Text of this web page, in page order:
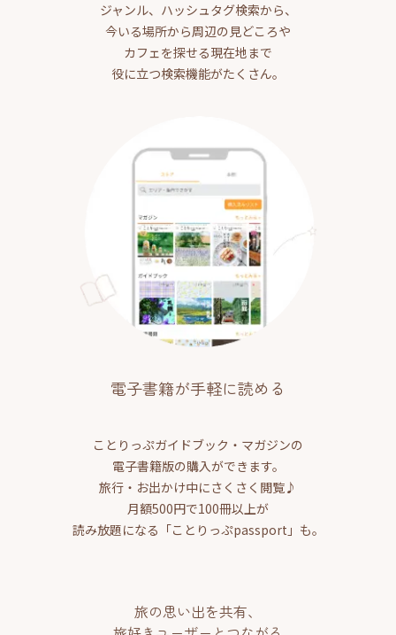
ジャンル、ハッシュタグ検索から、
今いる場所から周辺の見どころや
カフェを探せる現在地まで
役に立つ検索機能がたくさん。
電子書籍が手軽に読める
ことりっぷガイドブック・マガジンの
電子書籍版の購入ができます。
旅行・お出かけ中にさくさく閲覧♪
月額500円で100冊以上が
読み放題になる「ことりっぷpassport」も。
旅の思い出を共有、